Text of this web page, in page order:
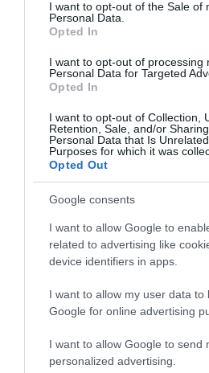
I want to opt-out of the Sale of
Personal Data.
Opted In
I want to opt-out of processing
Personal Data for Targeted
Opted In
I want to opt-out of Collection,
Retention, Sale, and/or
Personal Data that Is
Purposes for which it was
Opted Out
Google consents
I want to allow Google to
related to advertising like
device identifiers in apps.
I want to allow my user data to
Google for online advertising
I want to allow Google to send
personalized advertising.
NYUGDÍJ
Ekkora lesz a nyugdíjad, ha
dolgoztál
A Bankmonitor kalkulációja szerint az
40 évnyi bejelentett, végig átlagbéres
nyugdíjba, 389 440 forintos induló
Elsőre ez…